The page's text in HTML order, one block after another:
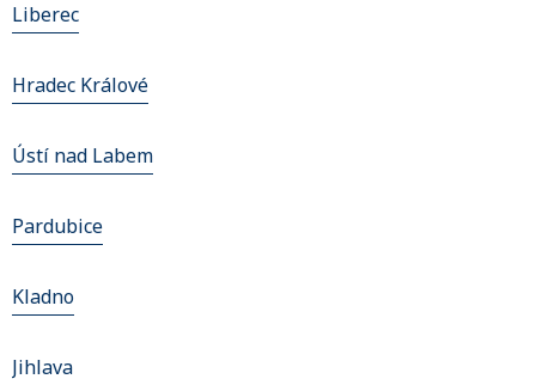
Liberec
Hradec Králové
Ústí nad Labem
Pardubice
Kladno
Jihlava